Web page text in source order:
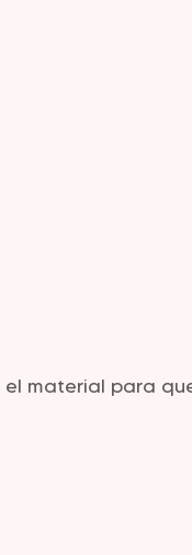
material para